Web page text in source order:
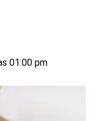
01:00 pm